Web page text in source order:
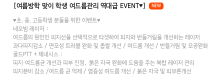
[여름방학 맞이 학생 여드름관리 역대급 EVENT♥] NEW
♥초.중.고등학생 분들을 위한 이벤트♥
네오빔 레이저 :
여드름의 원인인 피지선을 선택적으로 타겟하여 피지와 번들거림을 개선하는 레이저
과다피지감소 / 면포성 트러블 완화 및 좁쌀 개선 / 여드름 개선 / 번들거림 및 모공완화
골드PTT + 제네시스 :
피지·여드름균 개선과 피부 진정, 붉은 자국 완화에 도움을 주는 복합 레이저 관리
피지분비 감소 /여드름 균 억제 / 염증성 여드름 개선 / 붉은 자국 및 피부톤개선